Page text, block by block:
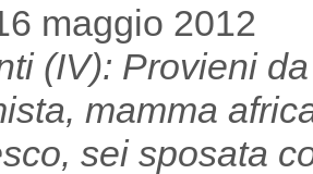
maggio 2012
(IV): Provieni
mamma
sei sposata